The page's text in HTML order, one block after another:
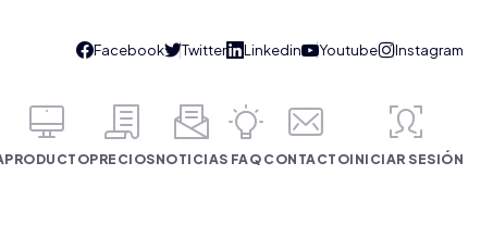
PRODUCTOPRECIOSNOTICIAS FAQ CONTACTOINICIAR SESIÓN